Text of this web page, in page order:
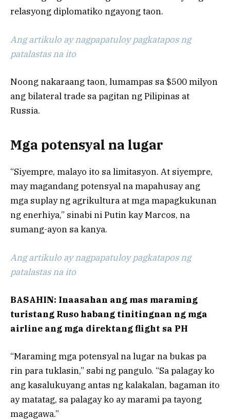
relasyong diplomatiko ngayong taon.
Ang artikulo ay nagpapatuloy pagkatapos ng
patalastas na ito
Noong nakaraang taon, lumampas sa $500 milyon
ang bilateral trade sa pagitan ng Pilipinas at
Russia.
Mga potensyal na lugar
“Siyempre, malayo ito sa limitasyon. At siyempre,
may magandang potensyal na mapahusay ang
mga suplay ng agrikultura at mga mapagkukunan
ng enerhiya,” sinabi ni Putin kay Marcos, na
sumang-ayon sa kanya.
Ang artikulo ay nagpapatuloy pagkatapos ng
patalastas na ito
BASAHIN: Inaasahan ang mas maraming
turistang Ruso habang tinitingnan ng mga
airline ang mga direktang flight sa PH
“Maraming mga potensyal na lugar na bukas pa
rin para tuklasin,” sabi ng pangulo. “Sa palagay ko
ang kasalukuyang antas ng kalakalan, bagaman ito
ay matatag, sa palagay ko ay marami pa tayong
magagawa.”